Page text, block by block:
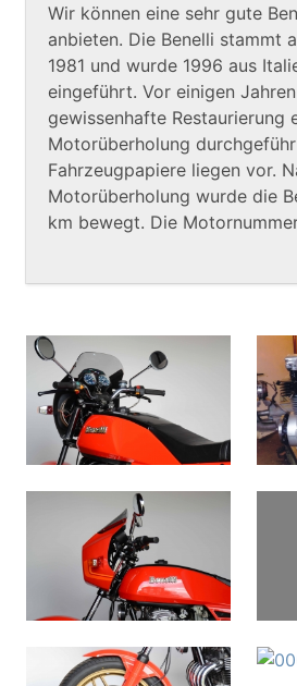
Wir können eine sehr gute
anbieten. Die Benelli stammt
1981 und wurde 1996 aus
eingeführt. Vor einigen
gewissenhafte Restaurierung
Motorüberholung
Fahrzeugpapiere liegen vor.
Motorüberholung wurde die
km bewegt. Die